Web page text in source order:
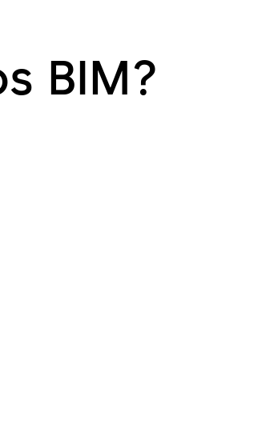
BIM?